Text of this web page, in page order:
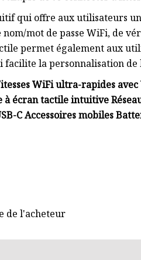
qui offre aux utilisateurs
mot de passe WiFi, de
permet également aux
la personnalisation
WiFi ultra-rapides
à écran tactile intuitive
C Accessoires mobiles
de l'acheteur